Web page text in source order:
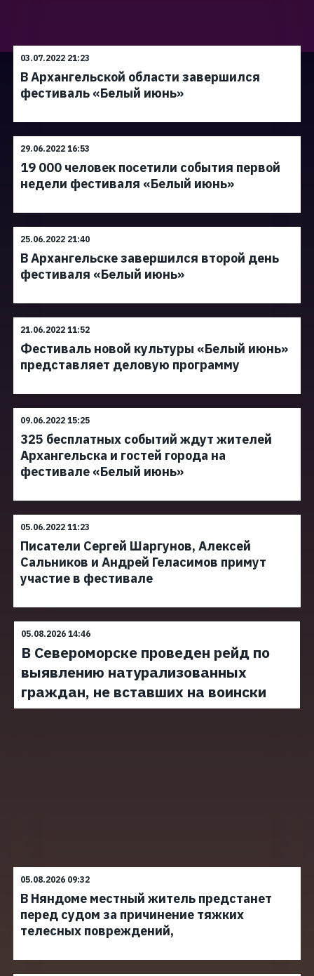
03.07.2022 21:23
В Архангельской области завершился
фестиваль «Белый июнь»
29.06.2022 16:53
19 000 человек посетили события первой
недели фестиваля «Белый июнь»
25.06.2022 21:40
В Архангельске завершился второй день
фестиваля «Белый июнь»
21.06.2022 11:52
Фестиваль новой культуры «Белый июнь»
представляет деловую программу
09.06.2022 15:25
325 бесплатных событий ждут жителей
Архангельска и гостей города на
фестивале «Белый июнь»
05.06.2022 11:23
Писатели Сергей Шаргунов, Алексей
Сальников и Андрей Геласимов примут
участие в фестивале
05.08.2026 14:46
В Североморске проведен рейд по
выявлению натурализованных
граждан, не вставших на воински
05.08.2026 09:32
В Няндоме местный житель предстанет
перед судом за причинение тяжких
телесных повреждений,